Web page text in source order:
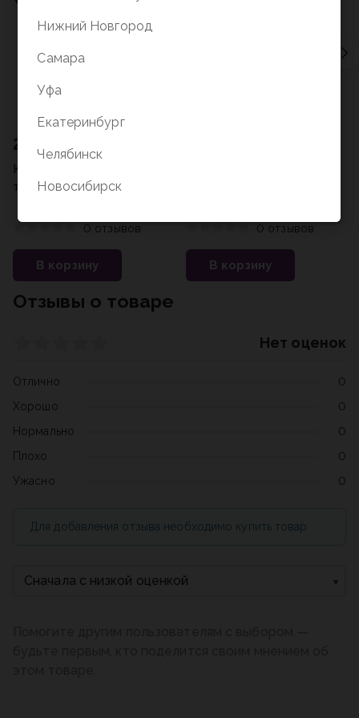
2 619 ₽
Коръәни-Кәрим (арабский и
транскрипция)
0 отзывов
В корзину
0 отзывов
В корзину
Сначала с низкой оценкой
Отзывы о товаре
Нет оценок
Отлично
0
Хорошо
0
Нормально
0
Плохо
0
Ужасно
0
Для добавления отзыва необходимо купить товар
Нижний Новгород
Самара
Уфа
Екатеринбург
Челябинск
Новосибирск